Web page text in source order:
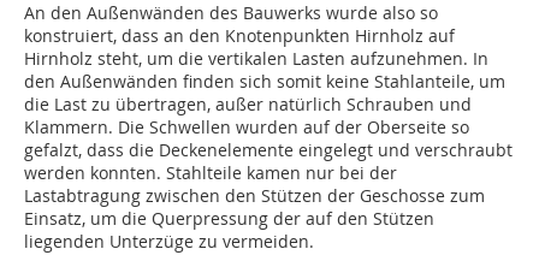
An den Außenwänden des Bauwerks wurde also so
konstruiert, dass an den Knotenpunkten Hirnholz auf
Hirnholz steht, um die vertikalen Lasten aufzunehmen. In
den Außenwänden finden sich somit keine Stahlanteile, um
die Last zu übertragen, außer natürlich Schrauben und
Klammern. Die Schwellen wurden auf der Oberseite so
gefalzt, dass die Deckenelemente eingelegt und verschraubt
werden konnten. Stahlteile kamen nur bei der
Lastabtragung zwischen den Stützen der Geschosse zum
Einsatz, um die Querpressung der auf den Stützen
liegenden Unterzüge zu vermeiden.